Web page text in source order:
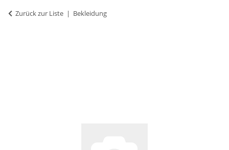
Zurück zur Liste Bekleidung